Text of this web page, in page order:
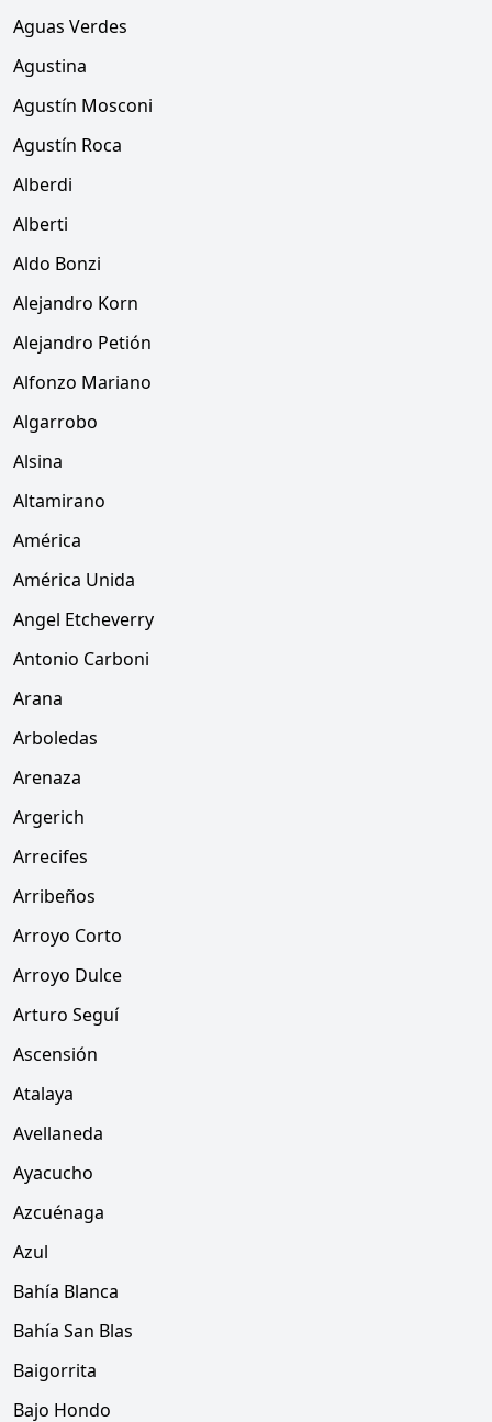
Aguas Verdes
Agustina
Agustín Mosconi
Agustín Roca
Alberdi
Alberti
Aldo Bonzi
Alejandro Korn
Alejandro Petión
Alfonzo Mariano
Algarrobo
Alsina
Altamirano
América
América Unida
Angel Etcheverry
Antonio Carboni
Arana
Arboledas
Arenaza
Argerich
Arrecifes
Arribeños
Arroyo Corto
Arroyo Dulce
Arturo Seguí
Ascensión
Atalaya
Avellaneda
Ayacucho
Azcuénaga
Azul
Bahía Blanca
Bahía San Blas
Baigorrita
Bajo Hondo